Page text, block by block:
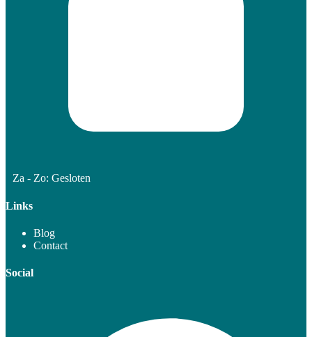
Za - Zo: Gesloten
Links
Blog
Contact
Social